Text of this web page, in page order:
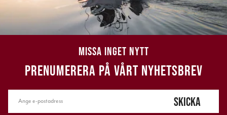
MISSA INGET NYTT
PRENUMERERA PÅ VÅRT NYHETSBREV
SKICKA